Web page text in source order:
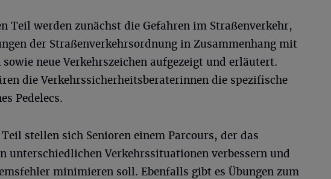
Teil werden zunächst die Gefahren im Straßenverkehr,
der Straßenverkehrsordnung in Zusammenhang mit
neue Verkehrszeichen aufgezeigt und erläutert.
die Verkehrssicherheitsberaterinnen die spezifische
Pedelecs.
stellen sich Senioren einem Parcours, der das
unterschiedlichen Verkehrssituationen verbessern und
minimieren soll. Ebenfalls gibt es Übungen zum